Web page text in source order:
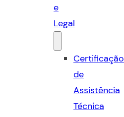
e
Legal
Certificação
de
Assistência
Técnica